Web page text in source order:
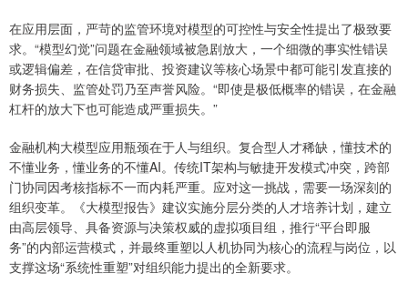
在应用层面，严苛的监管环境对模型的可控性与安全性提出了极致要
求。“模型幻觉”问题在金融领域被急剧放大，一个细微的事实性错误
或逻辑偏差，在信贷审批、投资建议等核心场景中都可能引发直接的
财务损失、监管处罚乃至声誉风险。“即使是极低概率的错误，在金融
杠杆的放大下也可能造成严重损失。”
金融机构大模型应用瓶颈在于人与组织。复合型人才稀缺，懂技术的
不懂业务，懂业务的不懂AI。传统IT架构与敏捷开发模式冲突，跨部
门协同因考核指标不一而内耗严重。应对这一挑战，需要一场深刻的
组织变革。《大模型报告》建议实施分层分类的人才培养计划，建立
由高层领导、具备资源与决策权威的虚拟项目组，推行“平台即服
务”的内部运营模式，并最终重塑以人机协同为核心的流程与岗位，以
支撑这场“系统性重塑”对组织能力提出的全新要求。